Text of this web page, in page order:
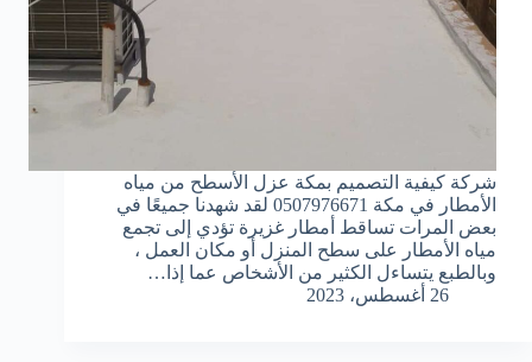
شركة كيفية التصميم بمكة عزل الأسطح من مياه
الأمطار في مكة 0507976671 لقد شهدنا جميعًا في
بعض المرات تساقط أمطار غزيرة تؤدي إلى تجمع
مياه الأمطار على سطح المنزل أو مكان العمل ،
وبالطبع يتساءل الكثير من الأشخاص عما إذا…
26 أغسطس، 2023